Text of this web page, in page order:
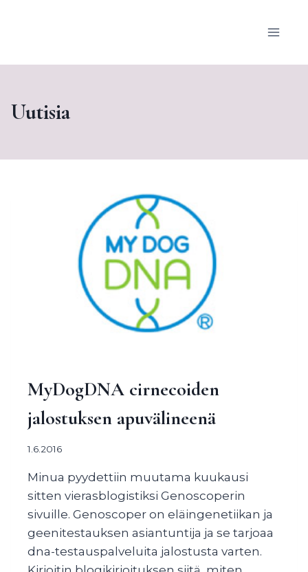
Uutisia
MyDogDNA cirnecoiden
jalostuksen apuvälineenä
1.6.2016
Minua pyydettiin muutama kuukausi
sitten vierasblogistiksi Genoscoperin
sivuille. Genoscoper on eläingenetiikan ja
geenitestauksen asiantuntija ja se tarjoaa
dna-testauspalveluita jalostusta varten.